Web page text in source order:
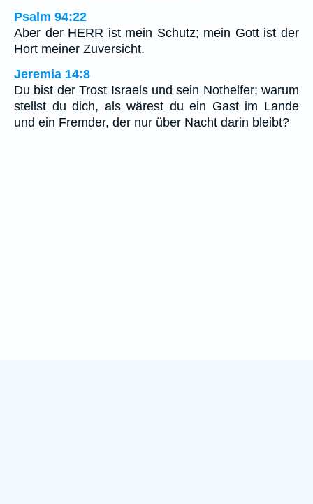
Psalm 94:22
Aber der HERR ist mein Schutz; mein Gott ist der
Hort meiner Zuversicht.
Jeremia 14:8
Du bist der Trost Israels und sein Nothelfer; warum
stellst du dich, als wärest du ein Gast im Lande
und ein Fremder, der nur über Nacht darin bleibt?